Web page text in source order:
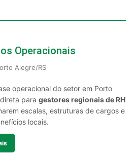
Operacionais
Alegre/RS
operacional do setor em Porto
para gestores regionais de RH
escalas, estruturas de cargos e
locais.